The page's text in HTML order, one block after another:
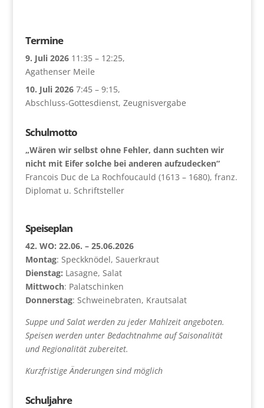
Termine
9. Juli 2026 11:35 – 12:25,
Agathenser Meile
10. Juli 2026 7:45 – 9:15,
Abschluss-Gottesdienst, Zeugnisvergabe
Schulmotto
„Wären wir selbst ohne Fehler, dann suchten wir
nicht mit Eifer solche bei anderen aufzudecken“
Francois Duc de La Rochfoucauld (1613 – 1680), franz.
Diplomat u. Schriftsteller
Speiseplan
42. WO: 22.06. – 25.06.2026
Montag: Speckknödel, Sauerkraut
Dienstag: Lasagne, Salat
Mittwoch: Palatschinken
Donnerstag: Schweinebraten, Krautsalat
Suppe und Salat werden zu jeder Mahlzeit angeboten.
Speisen werden unter Bedachtnahme auf Saisonalität
und Regionalität zubereitet.
Kurzfristige Änderungen sind möglich
Schuljahre